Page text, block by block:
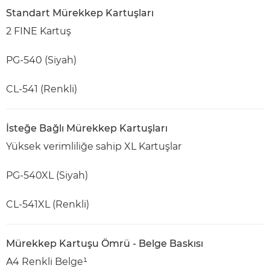
Standart Mürekkep Kartuşları
2 FINE Kartuş
PG-540 (Siyah)
CL-541 (Renkli)
İsteğe Bağlı Mürekkep Kartuşları
Yüksek verimliliğe sahip XL Kartuşlar
PG-540XL (Siyah)
CL-541XL (Renkli)
Mürekkep Kartuşu Ömrü - Belge Baskısı
A4 Renkli Belge¹